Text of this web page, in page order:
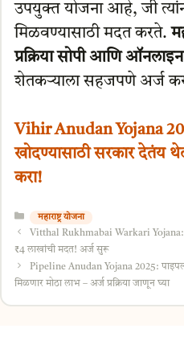
उपयुक्त योजना आहे, जी
मिळवण्यासाठी मदत करते.
प्रक्रिया सोपी आणि ऑनलाइन
शेतकऱ्याला सहजपणे अर्ज
Vihir Anudan Yojana
खोदण्यासाठी सरकार देतंय
करा!
Categories
महाराष्ट्र योजना
Vitthal Rukhmabai Warkari Yojana:
₹4 लाखांची मदत! अर्ज सुरू
Pipeline Anudan Yojana 2025:
मिळणार मोठा लाभ – अर्ज प्रक्रिया जाणून घ्या